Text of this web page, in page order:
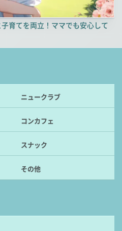
育てを両立！ママでも安心して
ニュークラブ
コンカフェ
スナック
その他